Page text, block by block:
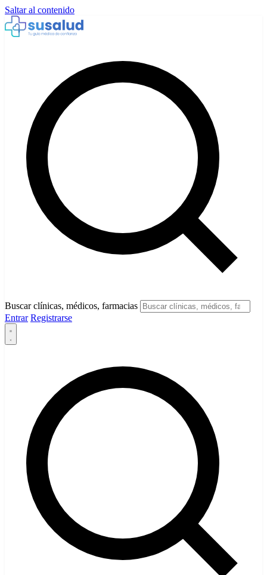
Saltar al contenido
Buscar clínicas, médicos, farmacias
Entrar Registrarse